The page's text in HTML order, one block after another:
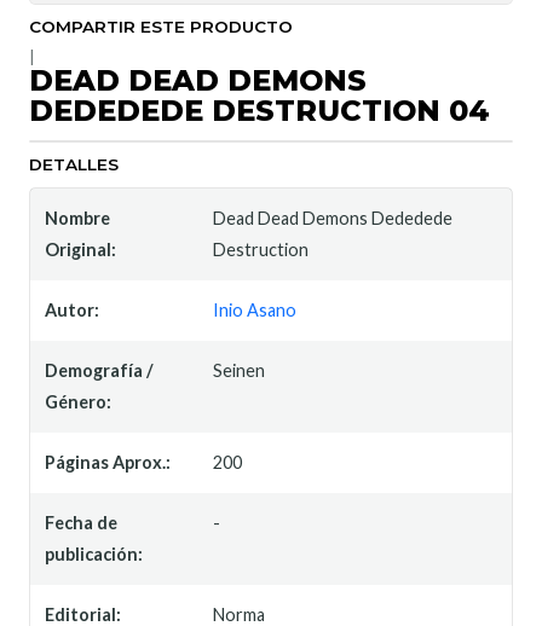
COMPARTIR ESTE PRODUCTO
DEAD DEAD DEMONS
DEDEDEDE DESTRUCTION 04
DETALLES
Nombre
Original:
Dead Dead Demons Dededede
Destruction
Autor: Inio Asano
Demografía /
Género:
Seinen
Páginas Aprox.: 200
Fecha de
publicación:
-
Editorial: Norma